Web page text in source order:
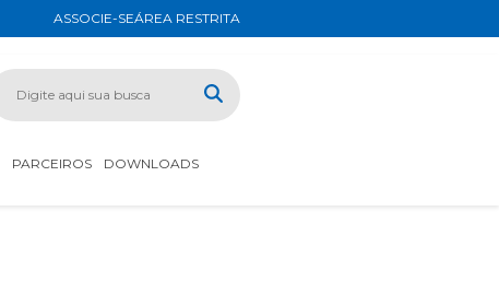
ASSOCIE-SEÁREA RESTRITA
PARCEIROS
DOWNLOADS